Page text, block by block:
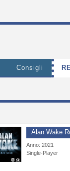
Consigli
Alan Wake
Anno: 2021
Single-Player